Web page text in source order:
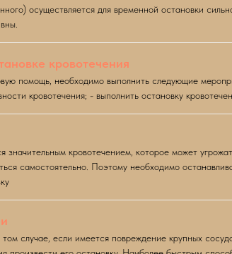
осуществляется для временной остановки
кровотечения
помощь, необходимо выполнить следующие
кровотечения; - выполнить остановку
кровотечением, которое может
самостоятельно. Поэтому необходимо
случае, если имеется повреждение крупных